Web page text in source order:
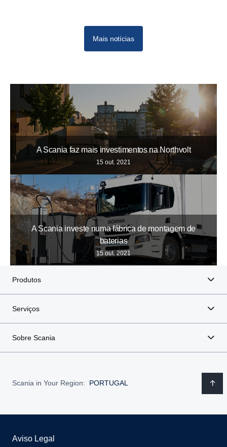
Mais notícias
A Scania faz mais investimentos na Northvolt
15 out. 2021
A Scania investe numa fábrica de montagem de
baterias
15 out. 2021
Produtos
Serviços
Sobre Scania
Scania in Your Region: PORTUGAL
Aviso Legal